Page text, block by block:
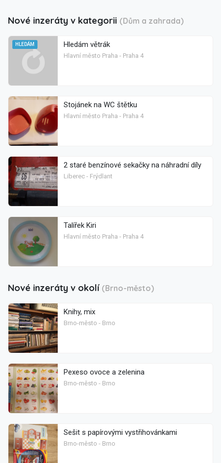
Nové inzeráty v kategorii (Dům a zahrada)
HLEDÁM Hledám větrák
Hlavní město Praha - Praha 4
Stojánek na WC štětku
Hlavní město Praha - Praha 4
2 staré benzínové sekačky na náhradní díly
Liberec - Frýdlant
Talířek Kiri
Hlavní město Praha - Praha 4
Nové inzeráty v okolí (Brno-město)
Knihy, mix
Brno-město - Brno
Pexeso ovoce a zelenina
Brno-město - Brno
Sešit s papírovými vystřihovánkami
Brno-město - Brno